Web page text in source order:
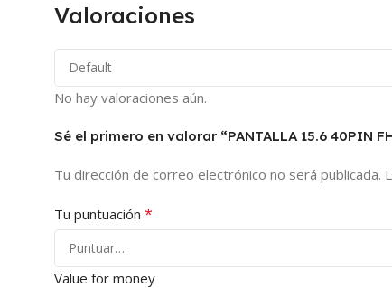
Valoraciones
No hay valoraciones aún.
Sé el primero en valorar “PANTALLA 15.6 40PIN
Tu dirección de correo electrónico no será publicada.
Tu puntuación *
Value for money